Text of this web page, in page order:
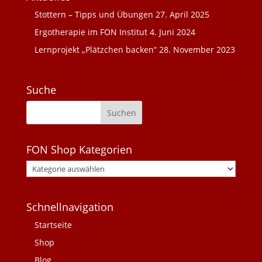
Stottern – Tipps und Übungen 27. April 2025
Ergotherapie im FON Institut 4. Juni 2024
Lernprojekt „Plätzchen backen“ 28. November 2023
Suche
FON Shop Kategorien
Schnellnavigation
Startseite
Shop
Blog